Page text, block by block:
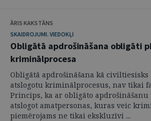
ĀRIS KAKSTĀNS
SKAIDROJUMI. VIEDOKĻI
Obligātā apdrošināšana obligāti
kriminālprocesa
Obligātā apdrošināšana kā
atslogotu kriminālprocesus, nav tikai
Princips, ka ar obligāto apdrošināšanu
atslogot amatpersonas, kuras veic
piemērojams ne tikai ekskluzīvi ...